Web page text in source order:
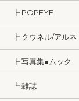
┣ POPEYE
┣ クウネル/アルネ
┣ 写真集●ムック
┗ 雑誌